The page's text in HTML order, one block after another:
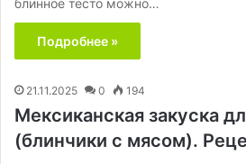
блинное тесто можно…
Подробнее »
21.11.2025 0 194
Мексиканская закуска
(блинчики с мясом).